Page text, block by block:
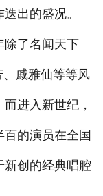
出的盛况。
了名闻天下
、戚雅仙等等风
进入新世纪，
的演员在全国
新创的经典唱腔